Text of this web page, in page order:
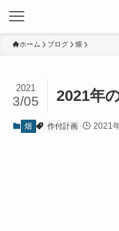
ホーム ブログ 畑
2021年
2021
3/05
畑 作付計画 2021